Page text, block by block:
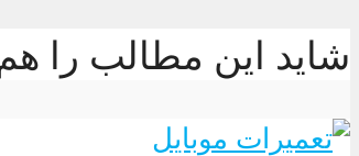
شاید این مطالب را